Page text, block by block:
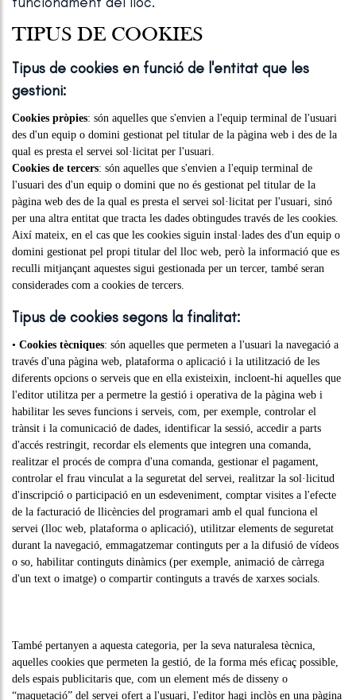
TIPUS DE COOKIES
Tipus de cookies en funció de l'entitat que les
gestioni:
Cookies pròpies: són aquelles que s'envien a l'equip terminal de l'usuari
des d'un equip o domini gestionat pel titular de la pàgina web i des de la
qual es presta el servei sol·licitat per l'usuari.
Cookies de tercers: són aquelles que s'envien a l'equip terminal de
l'usuari des d'un equip o domini que no és gestionat pel titular de la
pàgina web des de la qual es presta el servei sol·licitat per l'usuari, sinó
per una altra entitat que tracta les dades obtingudes través de les cookies.
Així mateix, en el cas que les cookies siguin instal·lades des d'un equip o
domini gestionat pel propi titular del lloc web, però la informació que es
reculli mitjançant aquestes sigui gestionada per un tercer, també seran
considerades com a cookies de tercers.
Tipus de cookies segons la finalitat:
• Cookies tècniques: són aquelles que permeten a l'usuari la navegació a
través d'una pàgina web, plataforma o aplicació i la utilització de les
diferents opcions o serveis que en ella existeixin, incloent-hi aquelles que
l'editor utilitza per a permetre la gestió i operativa de la pàgina web i
habilitar les seves funcions i serveis, com, per exemple, controlar el
trànsit i la comunicació de dades, identificar la sessió, accedir a parts
d'accés restringit, recordar els elements que integren una comanda,
realitzar el procés de compra d'una comanda, gestionar el pagament,
controlar el frau vinculat a la seguretat del servei, realitzar la sol·licitud
d'inscripció o participació en un esdeveniment, comptar visites a l'efecte
de la facturació de llicències del programari amb el qual funciona el
servei (lloc web, plataforma o aplicació), utilitzar elements de seguretat
durant la navegació, emmagatzemar continguts per a la difusió de vídeos
o so, habilitar continguts dinàmics (per exemple, animació de càrrega
d'un text o imatge) o compartir continguts a través de xarxes socials.
També pertanyen a aquesta categoria, per la seva naturalesa tècnica,
aquelles cookies que permeten la gestió, de la forma més eficaç possible,
dels espais publicitaris que, com un element més de disseny o
“maquetació” del servei ofert a l'usuari, l'editor hagi inclòs en una pàgina